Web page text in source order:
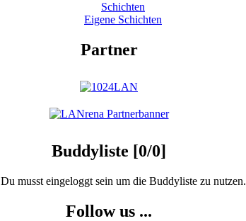
Schichten
Eigene Schichten
Partner
Buddyliste [0/0]
Du musst eingeloggt sein um die Buddyliste zu nutzen.
Follow us ...